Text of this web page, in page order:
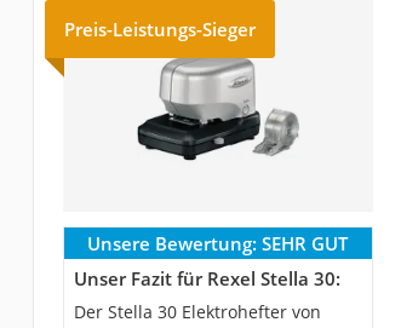
Preis-Leistungs-Sieger
Unsere Bewertung: SEHR GUT
Unser Fazit für Rexel Stella 30:
Der Stella 30 Elektrohefter von